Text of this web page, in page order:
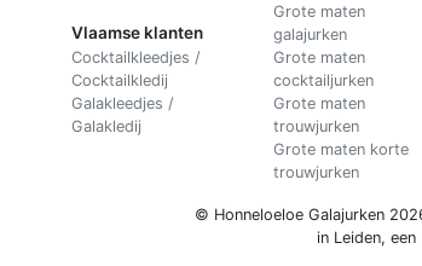
Vlaamse klanten
Cocktailkleedjes /
Cocktailkledij
Galakleedjes /
Galakledij
Grote maten
galajurken
Grote maten
cocktailjurken
Grote maten
trouwjurken
Grote maten korte
trouwjurken
© Honneloeloe Galajurken
in Leiden,